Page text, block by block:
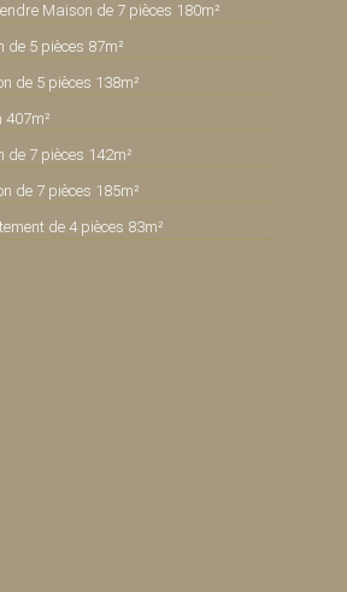
Maison de 7 pièces 180m²
de 5 pièces 87m²
de 5 pièces 138m²
407m²
de 7 pièces 142m²
de 7 pièces 185m²
de 4 pièces 83m²